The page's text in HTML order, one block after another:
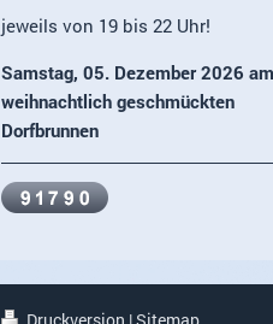
jeweils von 19 bis 22 Uhr!
Samstag, 05. Dezember 2026 am
weihnachtlich geschmückten
Dorfbrunnen
Druckversion |Sitemap